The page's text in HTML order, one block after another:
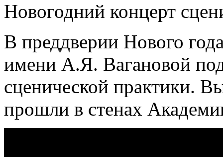
Новогодний концерт
В преддверии Нового
имени А.Я. Вагановой
сценической практики.
прошли в стенах